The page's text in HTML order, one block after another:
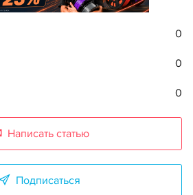
0
0
0
Написать статью
Подписаться